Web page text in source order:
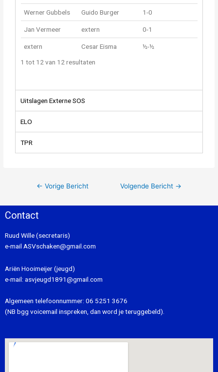
Werner Gubbels Guido Burger 1-0
Jan Vermeer extern 0-1
extern Cesar Eisma
½-½
1 tot 12 van 12 resultaten
Uitslagen Externe SOS
ELO
TPR
← Vorige Bericht Volgende Bericht →
Contact
Ruud Wille (secretaris)
e-mail ASVschaken@gmail.com
Ariën Hooimeijer (jeugd)
e-mail: asvjeugd1891@gmail.com
Algemeen telefoonnummer: 06 5251 3676
(NB bgg voicemail inspreken, dan word je teruggebeld).